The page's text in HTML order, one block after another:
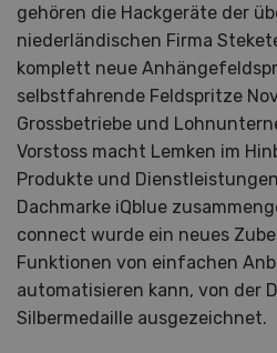
gehören die Hackgeräte der
niederländischen Firma
komplett neue
selbstfahrende Feldspritze
Grossbetriebe und
Vorstoss macht Lemken im
Produkte und
Dachmarke iQblue
connect wurde ein neues
Funktionen von einfachen
automatisieren kann, von der
Silbermedaille ausgezeichnet.